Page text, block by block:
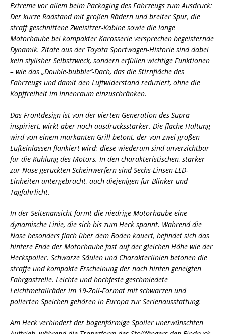
Extreme vor allem beim Packaging des Fahrzeugs zum Ausdruck:
Der kurze Radstand mit großen Rädern und breiter Spur, die
straff geschnittene Zweisitzer-Kabine sowie die lange
Motorhaube bei kompakter Karosserie versprechen begeisternde
Dynamik. Zitate aus der Toyota Sportwagen-Historie sind dabei
kein stylisher Selbstzweck, sondern erfüllen wichtige Funktionen
– wie das „Double-bubble“-Dach, das die Stirnfläche des
Fahrzeugs und damit den Luftwiderstand reduziert, ohne die
Kopffreiheit im Innenraum einzuschränken.
Das Frontdesign ist von der vierten Generation des Supra
inspiriert, wirkt aber noch ausdrucksstärker. Die flache Haltung
wird von einem markanten Grill betont, der von zwei großen
Lufteinlässen flankiert wird; diese wiederum sind unverzichtbar
für die Kühlung des Motors. In den charakteristischen, stärker
zur Nase gerückten Scheinwerfern sind Sechs-Linsen-LED-
Einheiten untergebracht, auch diejenigen für Blinker und
Tagfahrlicht.
In der Seitenansicht formt die niedrige Motorhaube eine
dynamische Linie, die sich bis zum Heck spannt. Während die
Nase besonders flach über dem Boden kauert, befindet sich das
hintere Ende der Motorhaube fast auf der gleichen Höhe wie der
Heckspoiler. Schwarze Säulen und Charakterlinien betonen die
straffe und kompakte Erscheinung der nach hinten geneigten
Fahrgastzelle. Leichte und hochfeste geschmiedete
Leichtmetallräder im 19-Zoll-Format mit schwarzen und
polierten Speichen gehören in Europa zur Serienausstattung.
Am Heck verhindert der bogenförmige Spoiler unerwünschten